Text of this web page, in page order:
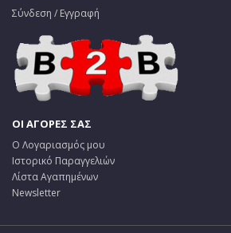
Σύνδεση / Εγγραφή
ΟΙ ΑΓΟΡΕΣ ΣΑΣ
Ο Λογαριασμός μου
Ιστορικό Παραγγελιών
Λίστα Αγαπημένων
Newsletter